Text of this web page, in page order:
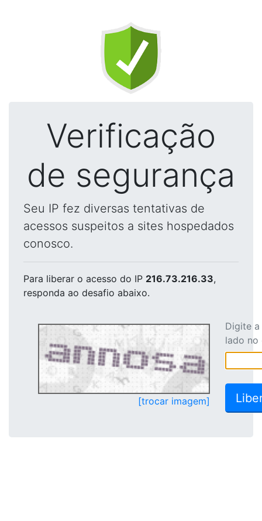
Verificação
de segurança
Seu IP fez diversas tentativas de
acessos suspeitos a sites hospedados
conosco.
Para liberar o acesso do IP 216.73.216.33,
responda ao desafio abaixo.
[trocar imagem]
Digite
lado no